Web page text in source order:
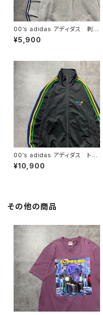
00's adidas アディダス 刺繍
ワンポイント パフォーマンスロ
ゴ サイドストライプ グレー
¥5,900
00's adidas アディダス トレ
フォイル 刺繍ワンポイント ス
リーストライプ ファイヤーバー
¥10,900
その他の商品